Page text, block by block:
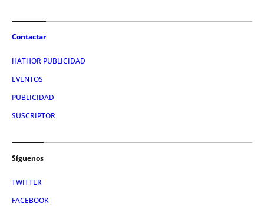
Contactar
HATHOR PUBLICIDAD
EVENTOS
PUBLICIDAD
SUSCRIPTOR
Síguenos
TWITTER
FACEBOOK